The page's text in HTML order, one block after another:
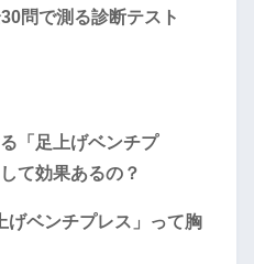
問で測る診断テスト
げベンチプレス」って胸